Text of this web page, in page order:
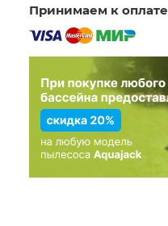
Принимаем к оплате